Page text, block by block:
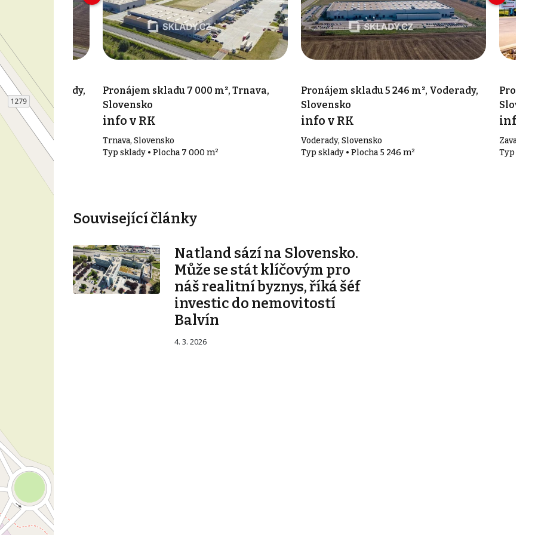
m², Voderady,
Pronájem skladu 7 000 m², Trnava,
Slovensko
info v RK
Trnava, Slovensko
Typ sklady • Plocha 7 000 m²
Pronájem skladu 5 246 m², Voderady,
Slovensko
info v RK
Voderady, Slovensko
Typ sklady • Plocha 5 246 m²
info v
Zavar,
Typ
Související články
Natland sází na Slovensko.
Může se stát klíčovým pro
náš realitní byznys, říká šéf
investic do nemovitostí
Balvín
4. 3. 2026